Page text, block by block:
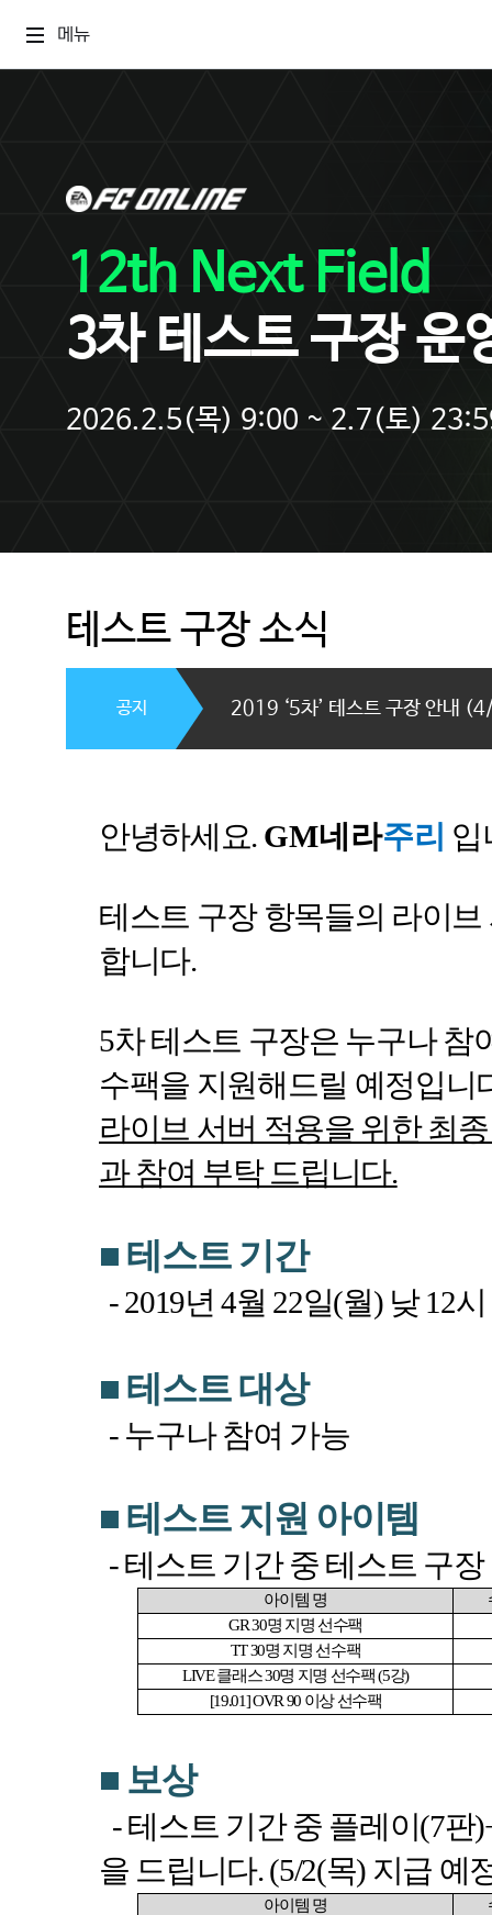
메뉴
12th Next Field
3차 테스트 구장 운
2026.2.5(목) 9:00 ~ 2.7(토)
테스트 구장 소식
2019 ‘5차’ 테스트 구장 안내
공지
안녕하세요. GM네라주리 입
테스트 구장 항목들의 라이
합니다.
5차 테스트 구장은 누구나 참
수팩을 지원해드릴 예정입니
라이브 서버 적용을 위한 최
과 참여 부탁 드립니다.
■ 테스트 기간
- 2019년 4월 22일(월) 낮12시
■ 테스트 대상
- 누구나 참여 가능
■ 테스트 지원 아이템
-테스트 기간 중 테스트 구장
아이템 명
GR 30명 지명 선수팩
TT 30명 지명 선수팩
LIVE클래스30명 지명 선수팩(5강)
[19.01] OVR 90 이상 선수팩
■ 보상
-테스트 기간 중 플레이(7판
을 드립니다. (5/2(목) 지급 예
아이템 명